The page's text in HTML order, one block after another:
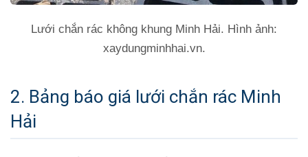
Lưới chắn rác không khung Minh Hải. Hình ảnh:
xaydungminhhai.vn.
2. Bảng báo giá lưới chắn rác Minh
Hải